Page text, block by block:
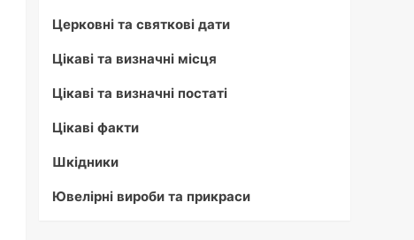
Церковні та святкові дати
Цікаві та визначні місця
Цікаві та визначні постаті
Цікаві факти
Шкідники
Ювелірні вироби та прикраси